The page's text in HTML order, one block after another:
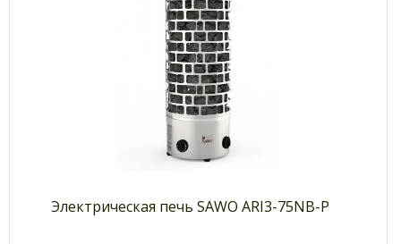
Электрическая печь SAWO ARI3-75NB-P